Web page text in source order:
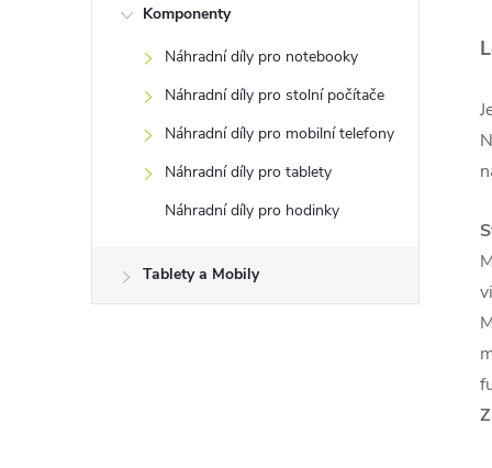
Komponenty
Náhradní díly pro notebooky
Náhradní díly pro stolní počítače
Náhradní díly pro mobilní telefony
Náhradní díly pro tablety
Náhradní díly pro hodinky
Tablety a Mobily